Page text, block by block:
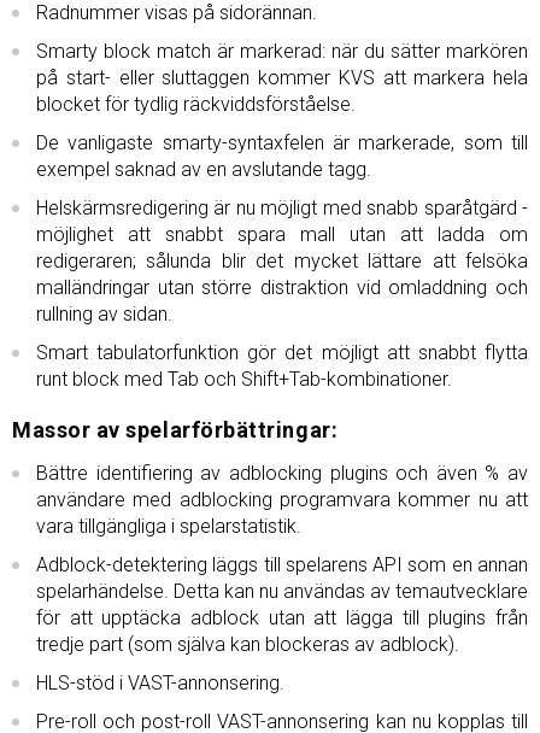
Radnummer visas på sidorännan.
Smarty block match är markerad: när du sätter markören
på start- eller sluttaggen kommer KVS att markera hela
blocket för tydlig räckviddsförståelse.
De vanligaste smarty-syntaxfelen är markerade, som till
exempel saknad av en avslutande tagg.
Helskärmsredigering är nu möjligt med snabb sparåtgärd -
möjlighet att snabbt spara mall utan att ladda om
redigeraren; sålunda blir det mycket lättare att felsöka
malländringar utan större distraktion vid omladdning och
rullning av sidan.
Smart tabulatorfunktion gör det möjligt att snabbt flytta
runt block med Tab och Shift+Tab-kombinationer.
Massor av spelarförbättringar:
Bättre identifiering av adblocking plugins och även % av
användare med adblocking programvara kommer nu att
vara tillgängliga i spelarstatistik.
Adblock-detektering läggs till spelarens API som en annan
spelarhändelse. Detta kan nu användas av temautvecklare
för att upptäcka adblock utan att lägga till plugins från
tredje part (som själva kan blockeras av adblock).
HLS-stöd i VAST-annonsering.
Pre-roll och post-roll VAST-annonsering kan nu kopplas till